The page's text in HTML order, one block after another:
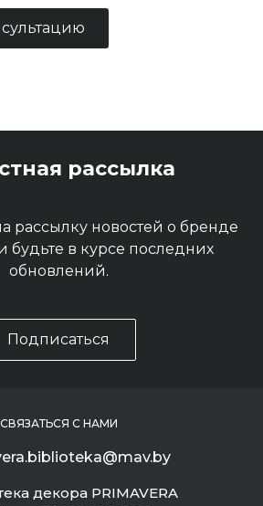
рассылка
рассылку новостей о бренде
будьте в курсе последних
обновлений.
Подписаться
СВЯЗАТЬСЯ С НАМИ
декора PRIMAVERA